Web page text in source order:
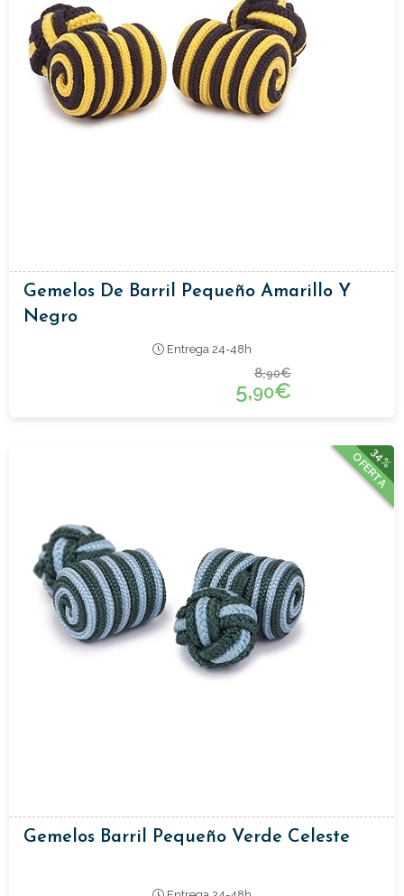
Gemelos De Barril Pequeño Amarillo Y
Negro
Entrega 24-48h
8,90€
5,90€
34%
OFERTA
Gemelos Barril Pequeño Verde Celeste